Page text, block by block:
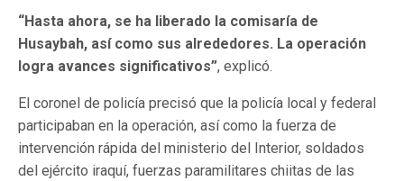
“Hasta ahora, se ha liberado la comisaría de
Husaybah, así como sus alrededores. La operación
logra avances significativos”, explicó.
El coronel de policía precisó que la policía local y federal
participaban en la operación, así como la fuerza de
intervención rápida del ministerio del Interior, soldados
del ejército iraquí, fuerzas paramilitares chiitas de las